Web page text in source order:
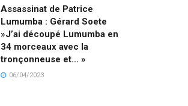
Assassinat de Patrice
Lumumba : Gérard Soete
»J’ai découpé Lumumba en
34 morceaux avec la
tronçonneuse et… »
06/04/2023